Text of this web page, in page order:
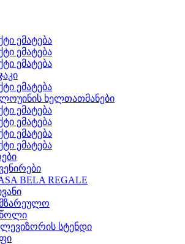
ემატება
ემატება
ემატება
ემატება
ხელთათმანები
ემატება
ემატება
ემატება
ემატება
BELA REGALE
სტენდი